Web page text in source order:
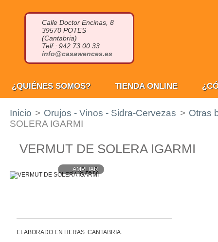
Calle Doctor Encinas, 8
39570 POTES
(Cantabria)
Telf.: 942 73 00 33
info@casawences.es
¿QUIÉNES SOMOS? TIENDA ONLINE
Inicio > Orujos - Vinos - Sidra-Cervezas > Otras
SOLERA IGARMI
VERMUT DE SOLERA IGARMI
AMPLIAR
ELABORADO EN HERAS CANTABRIA.